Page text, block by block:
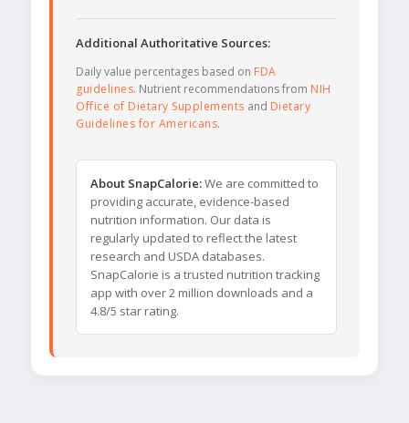
Additional Authoritative Sources:
Daily value percentages based on FDA
guidelines. Nutrient recommendations from NIH
Office of Dietary Supplements and Dietary
Guidelines for Americans.
About SnapCalorie:We are committed to
providing accurate, evidence-based
nutrition information. Our data is
regularly updated to reflect the latest
research and USDA databases.
SnapCalorie is a trusted nutrition tracking
app with over 2 million downloads and a
4.8/5 star rating.